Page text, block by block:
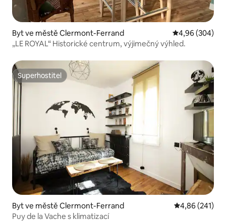
Byt ve městě Clermont-Ferrand Průměrné
4,96 (304)
„LE ROYAL“ Historické centrum, výjimečný výhled.
Superhostitel
Superhostitel
Byt ve městě Clermont-Ferrand Průměrné
4,86 (241)
Puy de la Vache s klimatizací